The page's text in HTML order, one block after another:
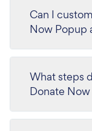
Can I
Now Popup
What steps
Donate